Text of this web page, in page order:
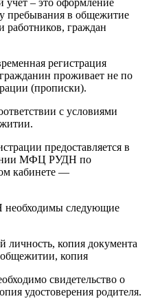
пребывания в общежитие
работников, граждан
регистрация
проживает не по
(прописки).
с условиями
предоставляется в
МФЦ РУДН по
кабинете —
следующие
личность, копия документа
копия
свидетельство о
удостоверения родителя.